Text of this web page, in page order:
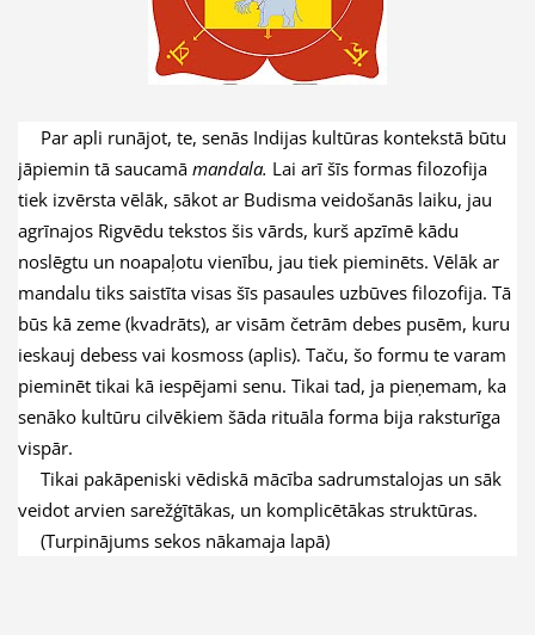
Par apli runājot, te, senās Indijas kultūras kontekstā būtu
jāpiemin tā saucamā mandala. Lai arī šīs formas filozofija
tiek izvērsta vēlāk, sākot ar Budisma veidošanās laiku, jau
agrīnajos Rigvēdu tekstos šis vārds, kurš apzīmē kādu
noslēgtu un noapaļotu vienību, jau tiek pieminēts. Vēlāk ar
mandalu tiks saistīta visas šīs pasaules uzbūves filozofija. Tā
būs kā zeme (kvadrāts), ar visām četrām debes pusēm, kuru
ieskauj debess vai kosmoss (aplis). Taču, šo formu te varam
pieminēt tikai kā iespējami senu. Tikai tad, ja pieņemam, ka
senāko kultūru cilvēkiem šāda rituāla forma bija raksturīga
vispār.
Tikai pakāpeniski vēdiskā mācība sadrumstalojas un sāk
veidot arvien sarežģītākas, un komplicētākas struktūras.
(Turpinājums sekos nākamaja lapā)